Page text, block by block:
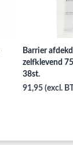
Barrier
zelfklevend
38st.
91,95 (excl.